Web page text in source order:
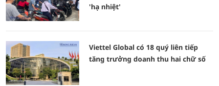
'hạ nhiệt'
Viettel Global có 18 quý liên tiếp
tăng trưởng doanh thu hai chữ số